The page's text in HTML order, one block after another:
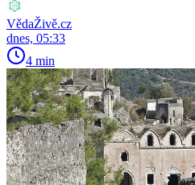
VědaŽivě.cz
dnes, 05:33
4 min